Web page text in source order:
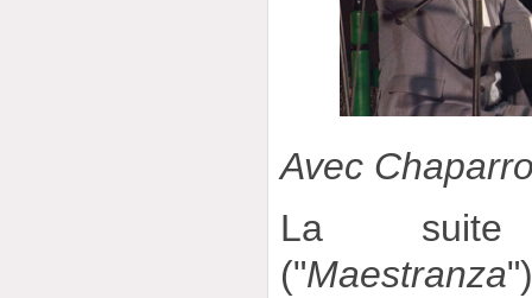
Avec
La
("Maestranza